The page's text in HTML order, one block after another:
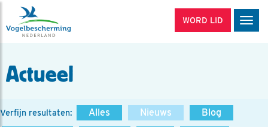
WORD LID
Actueel
Verfijn resultaten: Alles Nieuws
Blog